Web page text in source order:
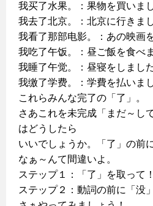
我买了水果。：果物を買いまし
我去了北京。：北京に行きまし
我看了那部电影。：あの映画
我吃了午饭。：昼ご飯を食べ
我睡了午觉。：昼寝をしました
我缴了学费。：学費を払いまし
これらみんな完了の「了」。
さあこれを未完成「まだ～し
はどうしたら
いいでしょうか。「了」の前
なぁ～んて間違いよ。
ステップ１：「了」を取って！
ステップ２：動詞の前に「没